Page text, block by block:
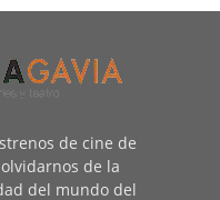
de cine de
de la
del mundo del